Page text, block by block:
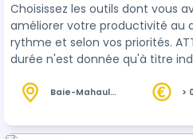
Choisissez les outils dont vous
améliorer votre productivité au
rythme et selon vos priorités.
durée n'est donnée qu'à titre
Baie-Mahault
>